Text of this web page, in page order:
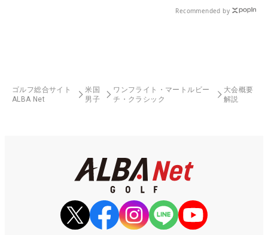
Recommended by
ゴルフ総合サイト
ALBA Net
米国
男子
ワンフライト・マートルビー
チ・クラシック
大会概要
解説